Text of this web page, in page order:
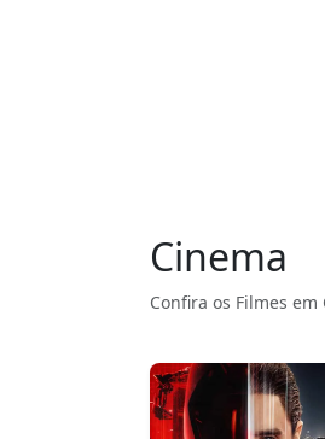
Cinema
Confira os Filmes